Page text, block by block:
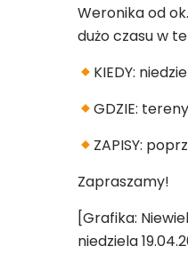
Weronika od
dużo czasu w
KIEDY:
GDZIE:
ZAPISY:
Zapraszamy!
[Grafika:
niedziela